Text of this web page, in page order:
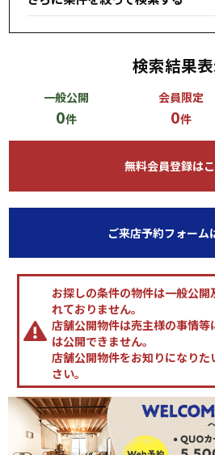
検索結果
一般公開
0件
会員限定
0件
無料会員登録は
ご来店予約フォーム
お探しの条件の物件は一般公
れておりません。
店舗公開物件は売主様の事情
は公開できません。
店舗公開物件をお知りになり
さい。